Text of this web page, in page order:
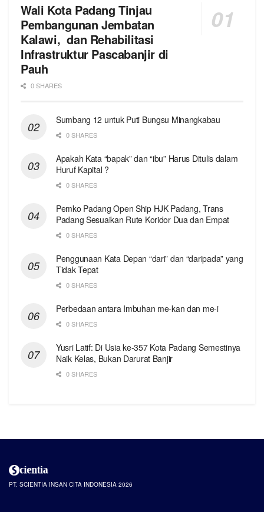
Wali Kota Padang Tinjau
Pembangunan Jembatan
Kalawi, dan Rehabilitasi
Infrastruktur Pascabanjir di
Pauh
0 SHARES
Sumbang 12 untuk Puti Bungsu Minangkabau
0 SHARES
Apakah Kata “bapak” dan “ibu” Harus Ditulis dalam
Huruf Kapital ?
0 SHARES
Pemko Padang Open Ship HJK Padang, Trans
Padang Sesuaikan Rute Koridor Dua dan Empat
0 SHARES
Penggunaan Kata Depan “dari” dan “daripada” yang
Tidak Tepat
0 SHARES
Perbedaan antara Imbuhan me-kan dan me-i
0 SHARES
Yusri Latif: Di Usia ke-357 Kota Padang Semestinya
Naik Kelas, Bukan Darurat Banjir
0 SHARES
PT. SCIENTIA INSAN CITA INDONESIA 2026